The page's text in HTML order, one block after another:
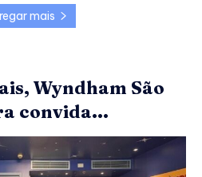
mais
Wyndham São
convida...